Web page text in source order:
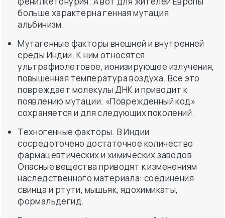
Мутагенные факторы внешней и внутренней
среды Индии. К ним относятся
ультрафиолетовое, ионизирующее излучения,
повышенная температура воздуха. Все это
повреждает молекулы ДНК и приводит к
появлению мутации. «Поврежденный код»
сохраняется и для следующих поколений.
Техногенные факторы. В Индии
сосредоточено достаточное количество
фармацевтических и химических заводов.
Опасные вещества приводят к изменениям
наследственного материала: соединения
свинца и ртути, мышьяк, ядохимикаты,
формальдегид.
Биологические факторы мутаций. Ученые
выяснили, что мутагенным действием
обладают токсины плесневых грибов и